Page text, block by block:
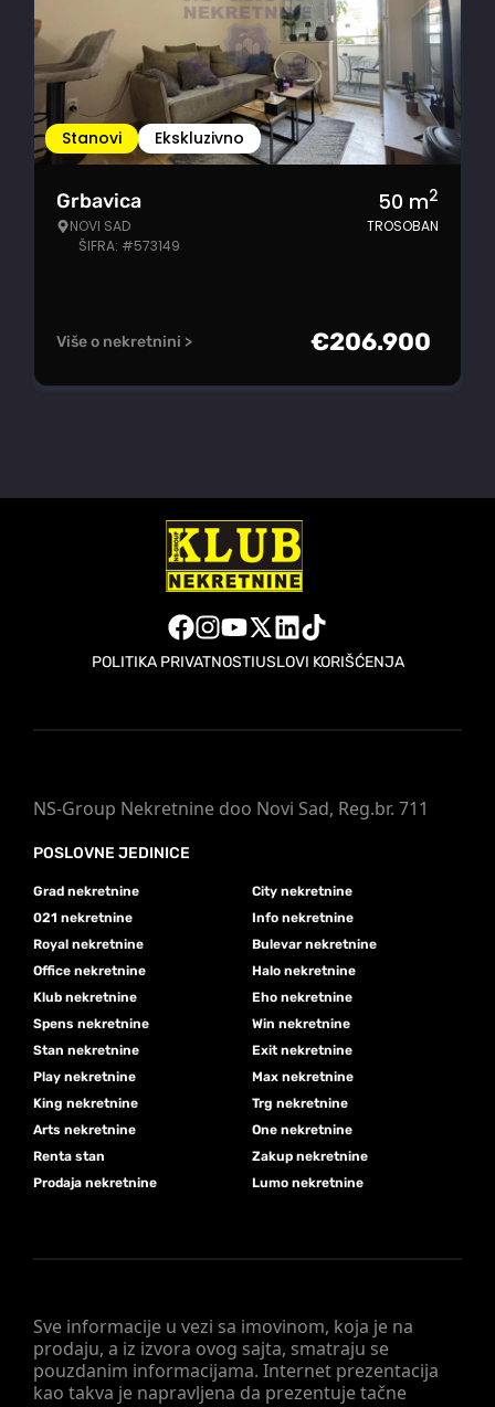
Stanovi Ekskluzivno
Grbavica
NOVI SAD
ŠIFRA: #573149
50 m2
TROSOBAN
Više o nekretnini > €206.900
POLITIKA PRIVATNOSTIUSLOVI KORIŠĆENJA
Sve informacije u vezi sa imovinom, koja je na
prodaju, a iz izvora ovog sajta, smatraju se
pouzdanim informacijama. Internet prezentacija
kao takva je napravljena da prezentuje tačne
NS-Group Nekretnine doo Novi Sad, Reg.br. 711
POSLOVNE JEDINICE
Grad nekretnine
City nekretnine
021 nekretnine
Info nekretnine
Royal nekretnine
Bulevar nekretnine
Office nekretnine
Halo nekretnine
Klub nekretnine
Eho nekretnine
Spens nekretnine
Win nekretnine
Stan nekretnine
Exit nekretnine
Play nekretnine
Max nekretnine
King nekretnine
Trg nekretnine
Arts nekretnine
One nekretnine
Renta stan
Zakup nekretnine
Prodaja nekretnine
Lumo nekretnine